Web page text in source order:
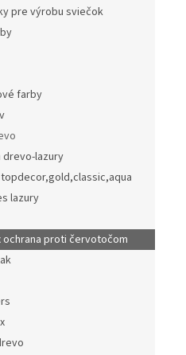
pre výrobu sviečok
farby
drevo-lazury
lazury
ochrana proti červotočom